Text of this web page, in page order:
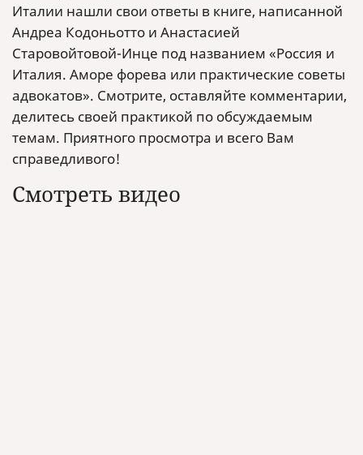
Италии нашли свои ответы в книге, написанной
Андреа Кодоньотто и Анастасией
Старовойтовой-Инце под названием «Россия и
Италия. Аморе форева или практические советы
адвокатов». Смотрите, оставляйте комментарии,
делитесь своей практикой по обсуждаемым
темам. Приятного просмотра и всего Вам
справедливого!
Смотреть видео